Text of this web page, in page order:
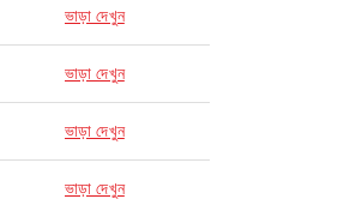
ভাড়া দেখুন
ভাড়া দেখুন
ভাড়া দেখুন
ভাড়া দেখুন